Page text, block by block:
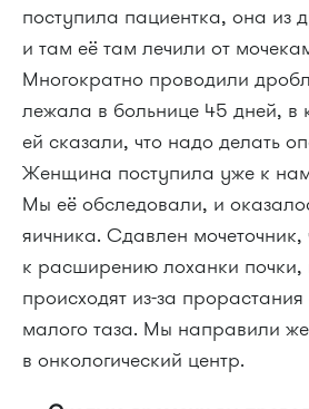
поступила пациентка, она из
и там её там лечили от
Многократно проводили
лежала в больнице 45 дней, в
ей сказали, что надо делать
Женщина поступила уже к
Мы её обследовали, и
яичника. Сдавлен мочеточник,
к расширению лоханки почки,
происходят из-за
малого таза. Мы направили
в онкологический центр.